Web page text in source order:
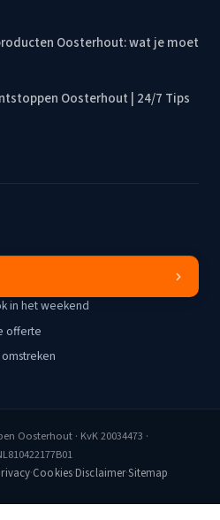
Oosterhout: wat je moet
Oosterhout | 24/7 Tips
in het weekend
offerte
Oosterhout· KvK 20034473 ·
·Cookies·Disclaimer·Sitemap